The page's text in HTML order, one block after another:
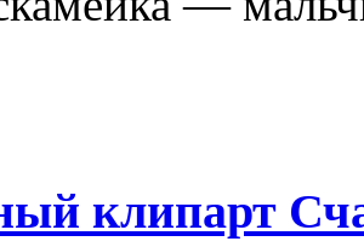
клипарт